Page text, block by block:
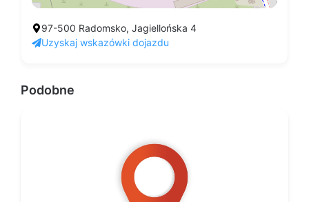
97-500 Radomsko, Jagiellońska 4
Uzyskaj wskazówki dojazdu
Podobne